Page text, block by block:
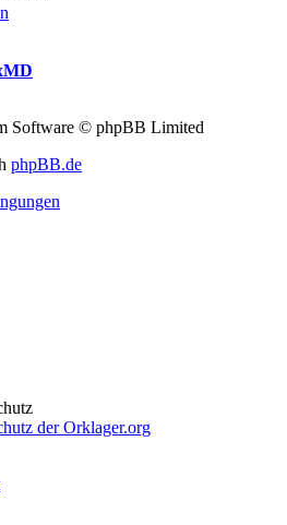
Software © phpBB Limited
phpBB.de
der Orklager.org